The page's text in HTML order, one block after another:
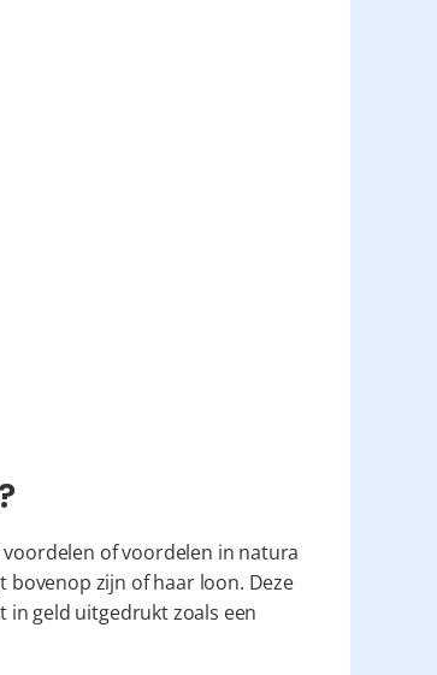
of voordelen in natura
zijn of haar loon. Deze
geld uitgedrukt zoals een